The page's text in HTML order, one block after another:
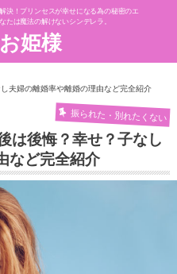
決！プリンセスが幸せになる為の秘密のエ
たは魔法の解けないシンデレラ。
姫様
夫婦の離婚率や離婚の理由など完全紹介
振られた・別れたくない
は後悔？幸せ？子なし
など完全紹介